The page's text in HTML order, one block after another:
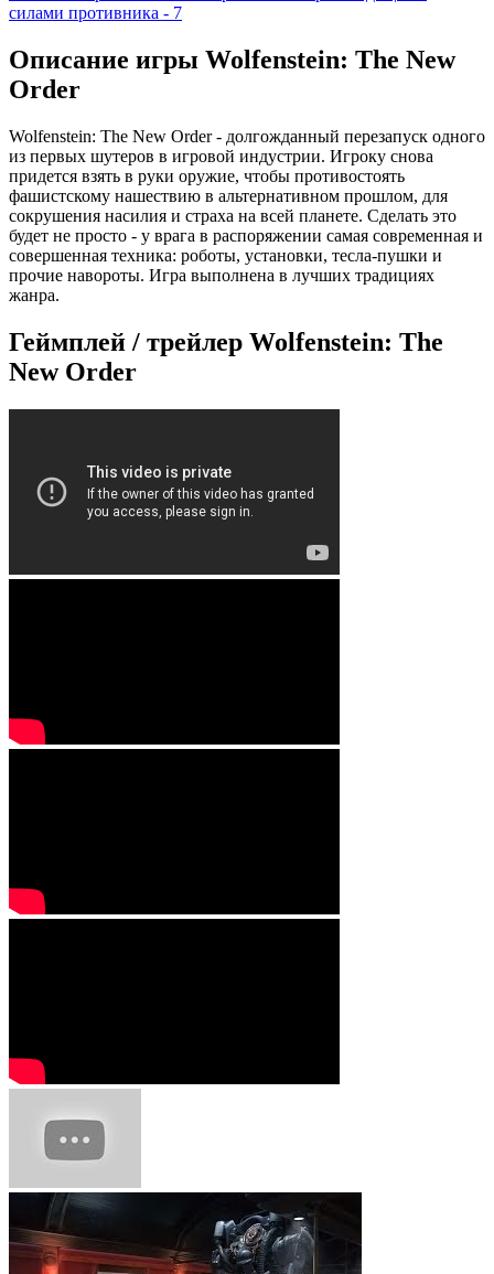
Описание игры Wolfenstein: The New
Order
Wolfenstein: The New Order - долгожданный перезапуск одного
из первых шутеров в игровой индустрии. Игроку снова
придется взять в руки оружие, чтобы противостоять
фашистскому нашествию в альтернативном прошлом, для
сокрушения насилия и страха на всей планете. Сделать это
будет не просто - у врага в распоряжении самая современная и
совершенная техника: роботы, установки, тесла-пушки и
прочие навороты. Игра выполнена в лучших традициях
жанра.
Геймплей / трейлер Wolfenstein: The
New Order